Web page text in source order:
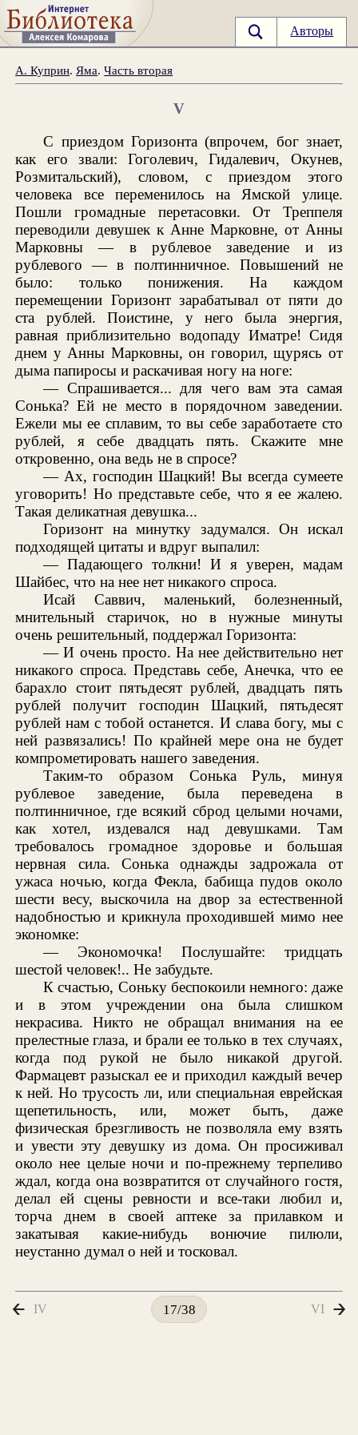
Авторы
А. Куприн. Яма.Часть вторая
V
С приездом Горизонта (впрочем, бог знает,
как его звали: Гоголевич, Гидалевич, Окунев,
Розмитальский), словом, с приездом этого
человека все переменилось на Ямской улице.
Пошли громадные перетасовки. От Треппеля
переводили девушек к Анне Марковне, от Анны
Марковны — в рублевое заведение и из
рублевого — в полтинничное. Повышений не
было: только понижения. На каждом
перемещении Горизонт зарабатывал от пяти до
ста рублей. Поистине, у него была энергия,
равная приблизительно водопаду Иматре! Сидя
днем у Анны Марковны, он говорил, щурясь от
дыма папиросы и раскачивая ногу на ноге:
— Спрашивается... для чего вам эта самая
Сонька? Ей не место в порядочном заведении.
Ежели мы ее сплавим, то вы себе заработаете сто
рублей, я себе двадцать пять. Скажите мне
откровенно, она ведь не в спросе?
— Ах, господин Шацкий! Вы всегда сумеете
уговорить! Но представьте себе, что я ее жалею.
Такая деликатная девушка...
Горизонт на минутку задумался. Он искал
подходящей цитаты и вдруг выпалил:
— Падающего толкни! И я уверен, мадам
Шайбес, что на нее нет никакого спроса.
Исай Саввич, маленький, болезненный,
мнительный старичок, но в нужные минуты
очень решительный, поддержал Горизонта:
— И очень просто. На нее действительно нет
никакого спроса. Представь себе, Анечка, что ее
барахло стоит пятьдесят рублей, двадцать пять
рублей получит господин Шацкий, пятьдесят
рублей нам с тобой останется. И слава богу, мы с
ней развязались! По крайней мере она не будет
компрометировать нашего заведения.
Таким-то образом Сонька Руль, минуя
рублевое заведение, была переведена в
полтинничное, где всякий сброд целыми ночами,
как хотел, издевался над девушками. Там
требовалось громадное здоровье и большая
нервная сила. Сонька однажды задрожала от
ужаса ночью, когда Фекла, бабища пудов около
шести весу, выскочила на двор за естественной
надобностью и крикнула проходившей мимо нее
экономке:
— Экономочка! Послушайте: тридцать
шестой человек!.. Не забудьте.
К счастью, Соньку беспокоили немного: даже
и в этом учреждении она была слишком
некрасива. Никто не обращал внимания на ее
прелестные глаза, и брали ее только в тех случаях,
когда под рукой не было никакой другой.
Фармацевт разыскал ее и приходил каждый вечер
к ней. Но трусость ли, или специальная еврейская
щепетильность, или, может быть, даже
физическая брезгливость не позволяла ему взять
и увести эту девушку из дома. Он просиживал
около нее целые ночи и по-прежнему терпеливо
ждал, когда она возвратится от случайного гостя,
делал ей сцены ревности и все-таки любил и,
торча днем в своей аптеке за прилавком и
закатывая какие-нибудь вонючие пилюли,
неустанно думал о ней и тосковал.
IV 17/38 VI